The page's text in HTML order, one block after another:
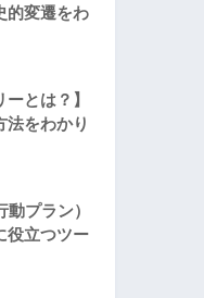
的変遷をわ
ーとは？】
法をわかり
動プラン）
役立つツー